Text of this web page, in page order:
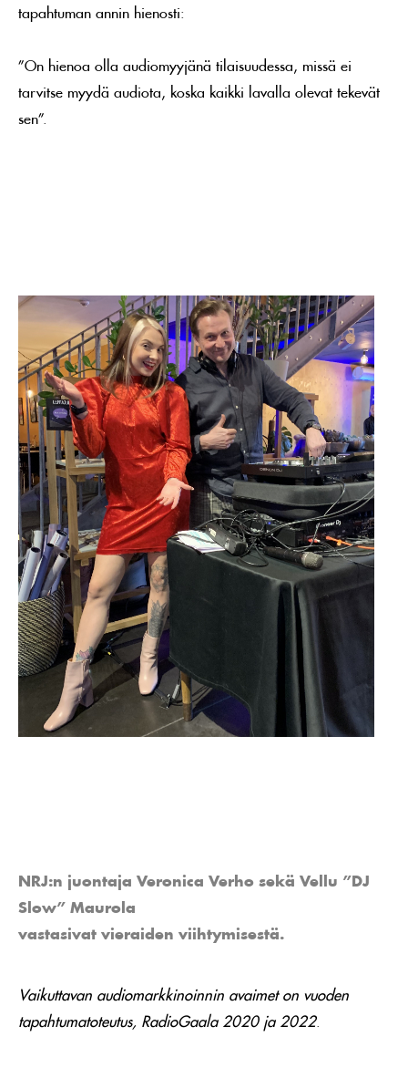
tapahtuman annin hienosti:
”On hienoa olla audiomyyjänä tilaisuudessa, missä ei
tarvitse myydä audiota, koska kaikki lavalla olevat tekevät
sen”.
NRJ:n juontaja Veronica Verho sekä Vellu ”DJ
Slow” Maurola
vastasivat vieraiden viihtymisestä.
Vaikuttavan audiomarkkinoinnin avaimet on vuoden
tapahtumatoteutus, RadioGaala 2020 ja 2022.